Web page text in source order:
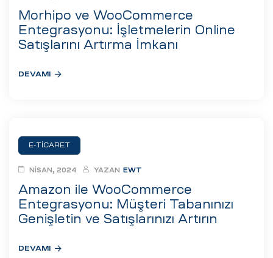
Morhipo ve WooCommerce
Entegrasyonu: İşletmelerin Online
Satışlarını Artırma İmkanı
DEVAMI
E-TICARET
Amazon ile WooCommerce
Entegrasyonu: Müşteri Tabanınızı
Genişletin ve Satışlarınızı Artırın
NISAN, 2024 YAZAN EWT
DEVAMI